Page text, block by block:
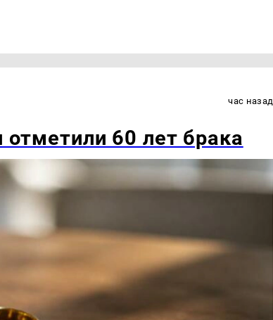
час назад
60 лет брака